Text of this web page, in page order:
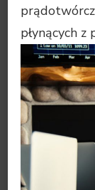
płynących